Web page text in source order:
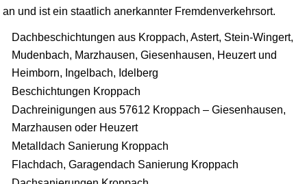
an und ist ein staatlich anerkannter Fremdenverkehrsort.
Dachbeschichtungen aus Kroppach, Astert, Stein-Wingert,
Mudenbach, Marzhausen, Giesenhausen, Heuzert und
Heimborn, Ingelbach, Idelberg
Beschichtungen Kroppach
Dachreinigungen aus 57612 Kroppach – Giesenhausen,
Marzhausen oder Heuzert
Metalldach Sanierung Kroppach
Flachdach, Garagendach Sanierung Kroppach